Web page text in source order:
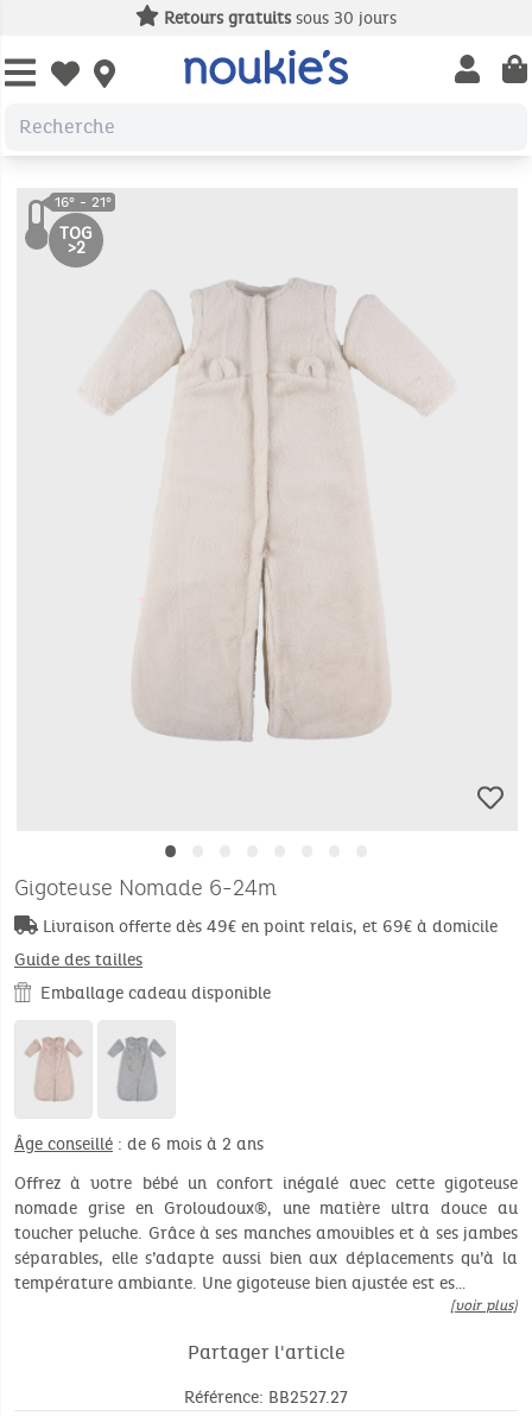
Retours gratuitssous 30 jours
Open wishlist Open
TOG
>2
•
Gigoteuse Nomade 6-24m
Livraison offerte dès 49€ en point relais, et 69€ à domicile
Guide des tailles
Emballage cadeau disponible
Âge conseillé : de 6 mois à 2 ans
Offrez à votre bébé un confort inégalé avec cette gigoteuse
nomade grise en Groloudoux®, une matière ultra douce au
toucher peluche. Grâce à ses manches amovibles et à ses jambes
séparables, elle s’adapte aussi bien aux déplacements qu’à la
température ambiante. Une gigoteuse bien ajustée est es…
[voir plus]
Partager l'article
Référence: BB2527.27